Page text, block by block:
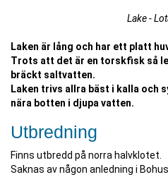
Lake -
Laken är lång och har ett platt
Trots att det är en torskfisk så
bräckt saltvatten.
Laken trivs allra bäst i kalla och
nära botten i djupa vatten.
Utbredning
Finns utbredd på norra halvklotet.
Saknas av någon anledning i